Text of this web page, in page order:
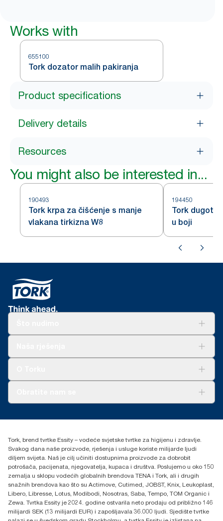
Works with
655100
Tork dozator malih pakiranja
Product specifications
Delivery details
Resources
You might also be interested in...
190493
Tork krpa za čišćenje s manje
vlakana tirkizna W8
194450
Tork
u boji
+385 913 900 004
H-1021 Budapest
Budakeszi út 51.
Tork, brend tvrtke Essity – vodeće svjetske tvrtke za higijenu i zdravlje.
Svakog dana naše proizvode, rješenja i usluge koriste milijarde ljudi
diljem svijeta. Naš je cilj učiniti dostupnima proizvode za dobrobit
potrošača, pacijenata, njegovatelja, kupaca i društva. Poslujemo u oko 150
zemalja u sklopu vodećih globalnih brendova TENA i Tork, ali i drugih
snažnih brendova kao što su Actimove, Cutimed, JOBST, Knix, Leukoplast,
Libero, Libresse, Lotus, Modibodi, Nosotras, Saba, Tempo, TOM Organic i
Zewa. Tvrtka Essity je 2024. godine ostvarila neto prodaju od približno 146
milijardi SEK (13 milijardi EUR) i zapošljavala 36.000 ljudi. Sjedište tvrtke